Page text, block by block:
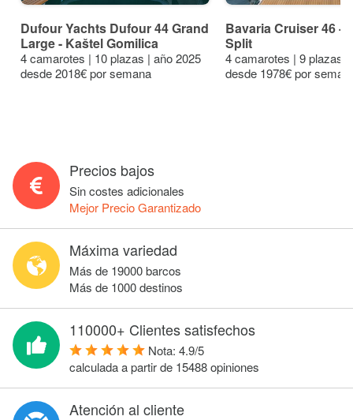
Dufour Yachts Dufour 44 Grand
Large - Kaštel Gomilica
4 camarotes | 10 plazas | año 2025
desde 2018€ por semana
Bavaria Cruiser 46 -
Split
4 camarotes | 9 plazas |
desde 1978€ por
Precios bajos
Sin costes adicionales
Mejor Precio Garantizado
Máxima variedad
Más de 19000 barcos
Más de 1000 destinos
110000+ Clientes satisfechos
Nota: 4.9/5
calculada a partir de 15488opiniones
Atención al cliente